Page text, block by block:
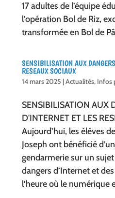
17 adultes de l’équipe
l’opération Bol de Riz,
transformée en Bol de
SENSIBILISATION AUX
RESEAUX SOCIAUX
14 mars 2025 |Actualités, Infos
SENSIBILISATION AUX
D'INTERNET ET LES
Aujourd’hui, les élèves
Joseph ont bénéficié
gendarmerie sur un
dangers d’Internet et
l’heure où le numérique